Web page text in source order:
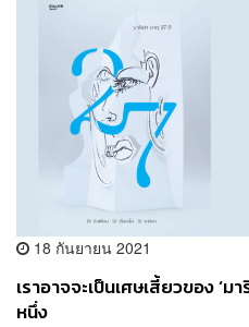
18 กันยายน 2021
เราอาจจะเป็นเศษเสี้ยวของ ‘ม
หนึ่ง